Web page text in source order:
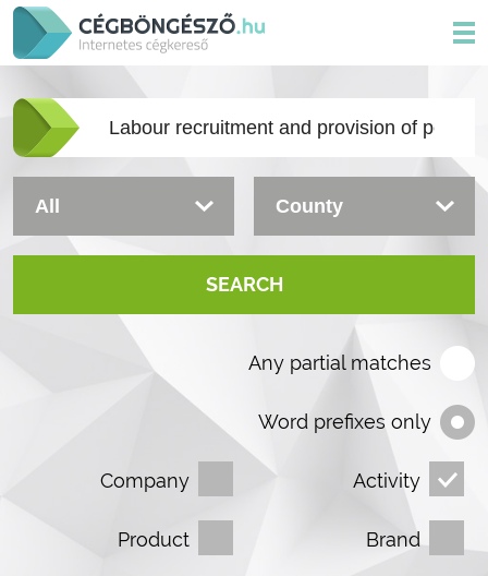
SEARCH
Any partial matches
Word prefixes only
Company Activity
Product Brand